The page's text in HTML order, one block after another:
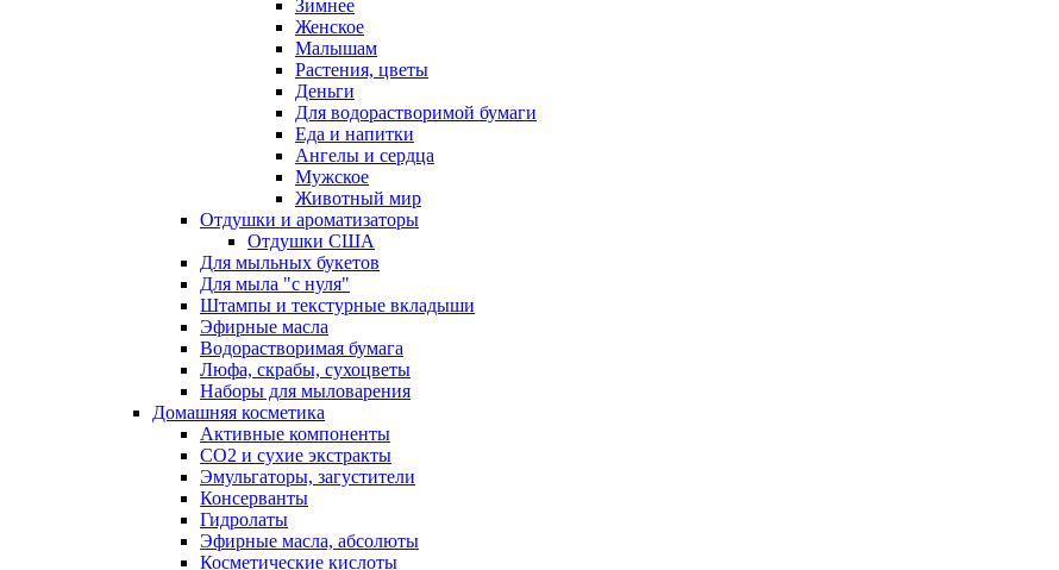
Зимнее
Женское
Малышам
Растения, цветы
Деньги
Для водорастворимой бумаги
Еда и напитки
Ангелы и сердца
Мужское
Животный мир
Отдушки и ароматизаторы
Отдушки США
Для мыльных букетов
Для мыла "с нуля"
Штампы и текстурные вкладыши
Эфирные масла
Водорастворимая бумага
Люфа, скрабы, сухоцветы
Наборы для мыловарения
Домашняя косметика
Активные компоненты
СО2 и сухие экстракты
Эмульгаторы, загустители
Консерванты
Гидролаты
Эфирные масла, абсолюты
Косметические кислоты